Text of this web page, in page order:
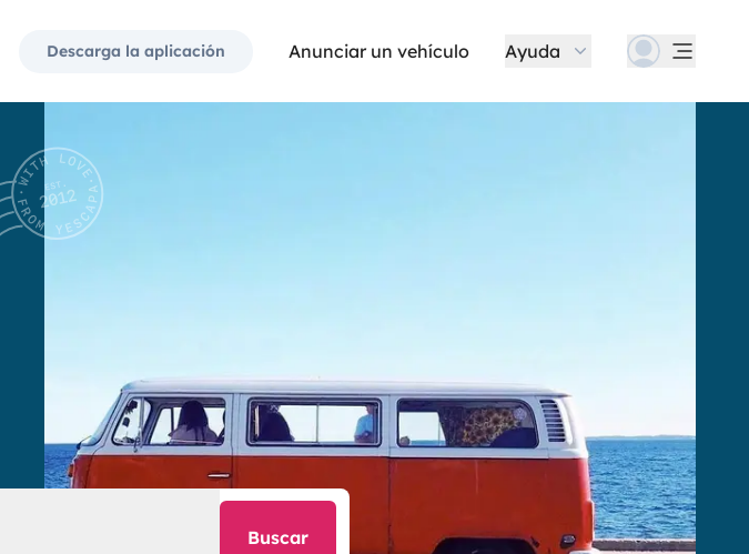
Descarga la aplicación Anunciar un vehículo Ayuda
Buscar